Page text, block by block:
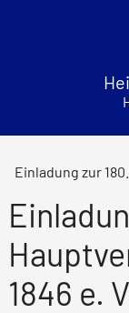
Einladung zur
1846 e.